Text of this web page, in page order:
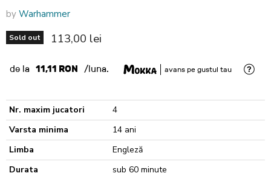
by Warhammer
Sold out Current price
113,00 lei
de la 11,11 RON /luna. avans pe gustul tau
Nr. maxim jucatori
4
Varsta minima
14 ani
Limba
Engleză
Durata
sub 60 minute